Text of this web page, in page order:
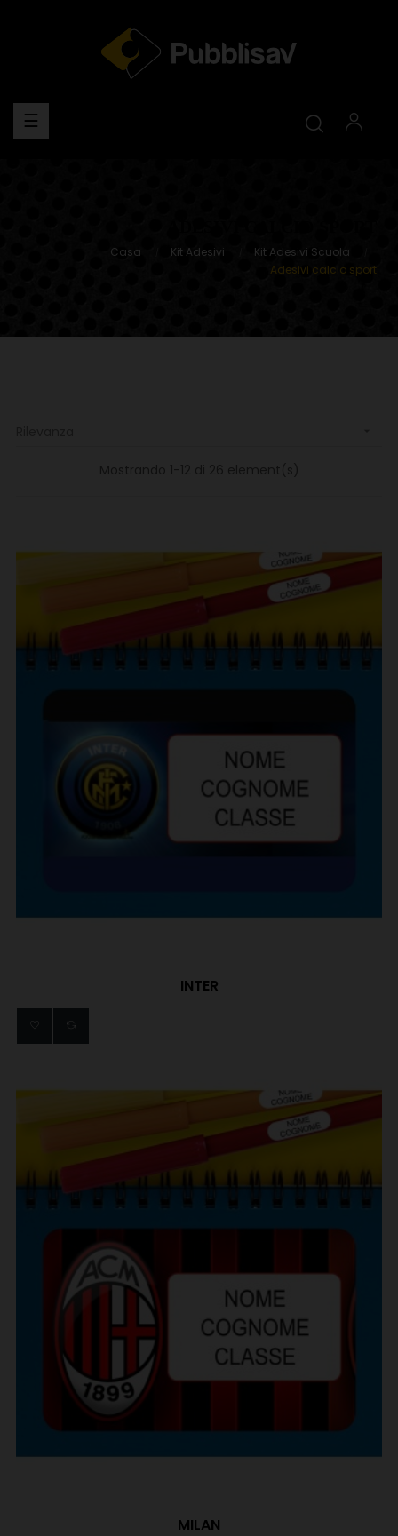
navigazione
Toggle
☰
Casa Kit Adesivi
Kit Adesivi Scuola
Adesivi calcio sport
INTER
MILAN